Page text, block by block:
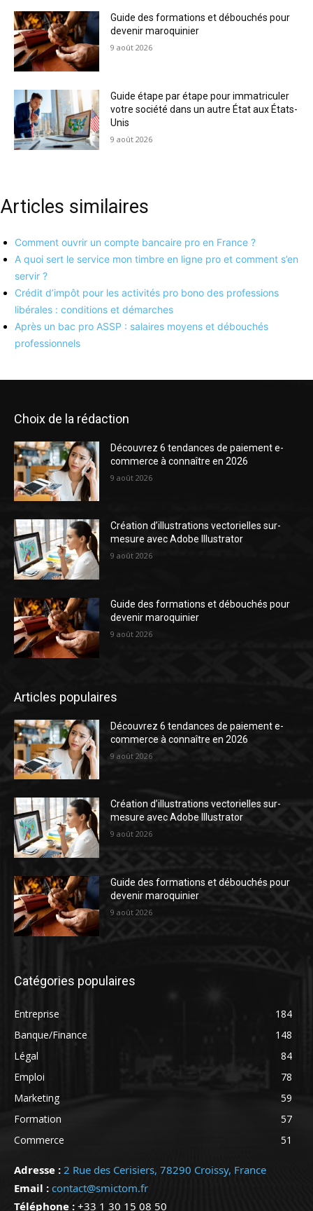
Guide des formations et débouchés pour
devenir maroquinier
9 août 2026
Guide étape par étape pour immatriculer
votre société dans un autre État aux États-
Unis
9 août 2026
Articles similaires
Comment ouvrir un compte bancaire pro en France ?
A quoi sert le service mon timbre en ligne pro et comment s’en
servir ?
Crédit d’impôt pour les activités pro bono des professions
libérales : conditions et démarches
Après un bac pro ASSP : salaires moyens et débouchés
professionnels
Choix de la rédaction
Découvrez 6 tendances de paiement e-
commerce à connaître en 2026
9 août 2026
Création d’illustrations vectorielles sur-
mesure avec Adobe Illustrator
9 août 2026
Guide des formations et débouchés pour
devenir maroquinier
9 août 2026
Articles populaires
Découvrez 6 tendances de paiement e-
commerce à connaître en 2026
9 août 2026
Création d’illustrations vectorielles sur-
mesure avec Adobe Illustrator
9 août 2026
Guide des formations et débouchés pour
devenir maroquinier
9 août 2026
Catégories populaires
Entreprise
184
Banque/Finance
148
Légal
84
Emploi
78
Marketing
59
Formation
57
Commerce
51
Adresse : 2 Rue des Cerisiers, 78290 Croissy, France
Email : contact@smictom.fr
Téléphone : +33 1 30 15 08 50